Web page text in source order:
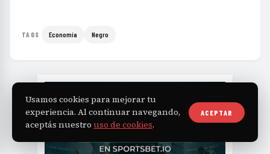
TAGS Economía Negro
Usamos cookies para mejorar tu
experiencia. Al continuar navegando,
aceptás nuestro uso de cookies.
ACEPTAR